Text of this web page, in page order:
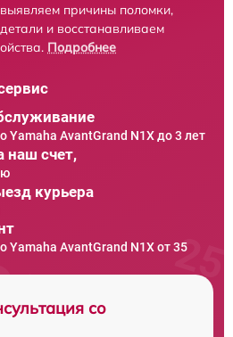
причины поломки,
и восстанавливаем
Подробнее
Yamaha AvantGrand N1X до 3 лет
наш счет,
курьера
Yamaha AvantGrand N1X от 35
со